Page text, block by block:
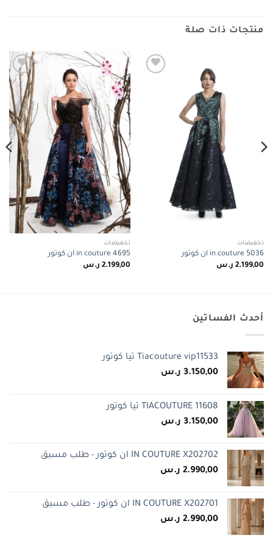
منتجات ذات صلة
تخفيضات
in couture 5036 ان كوتور
2.199,00 ر.س
Add to
wishlist
تخفيضات
in couture 4695 ان كوتور
2.199,00 ر.س
أحدث الفساتين
Tiacouture vip11533 تيا كوتور
3.150,00 ر.س
TIACOUTURE 11608 تيا كوتور
3.150,00 ر.س
IN COUTURE X202702 ان كوتور - طلب مسبق
2.990,00 ر.س
IN COUTURE X202701 ان كوتور - طلب مسبق
2.990,00 ر.س